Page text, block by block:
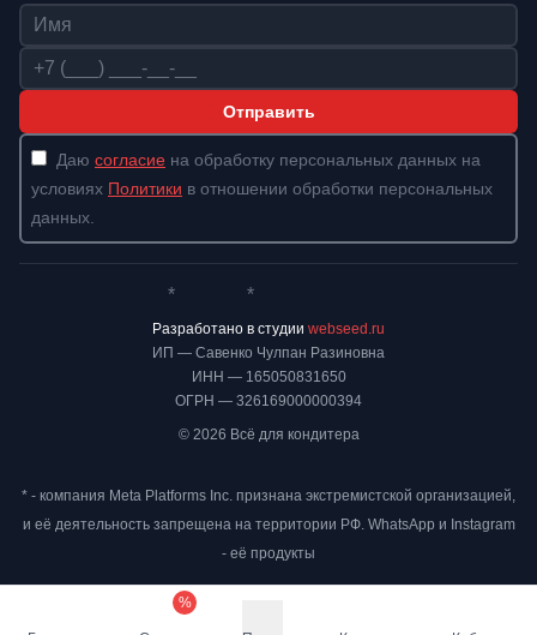
Имя
Телефон
Отправить
Даю согласие на обработку персональных данных на
условиях Политики в отношении обработки персональных
данных.
ИП — Савенко Чулпан Разиновна
ИНН — 165050831650
ОГРН — 326169000000394
© 2026 Всё для кондитера
* *
Разработано в студии webseed.ru
* - компания Meta Platforms Inc. признана экстремистской организацией,
и её деятельность запрещена на территории РФ. WhatsApp и Instagram
- её продукты
%